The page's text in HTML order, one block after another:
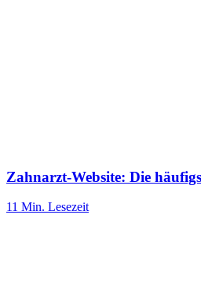
Zahnarzt-Website: Die
11 Min. Lesezeit